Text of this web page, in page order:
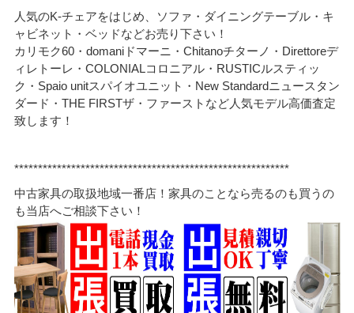
人気のK-チェアをはじめ、ソファ・ダイニングテーブル・キ
ャビネット・ベッドなどお売り下さい！
カリモク60・domaniドマーニ・Chitanoチターノ・Direttoreデ
ィレトーレ・COLONIALコロニアル・RUSTICルスティッ
ク・Spaio unitスパイオユニット・New Standardニュースタン
ダード・THE FIRSTザ・ファーストなど人気モデル高価査定
致します！
**********************************************************
中古家具の取扱地域一番店！家具のことなら売るのも買うの
も当店へご相談下さい！